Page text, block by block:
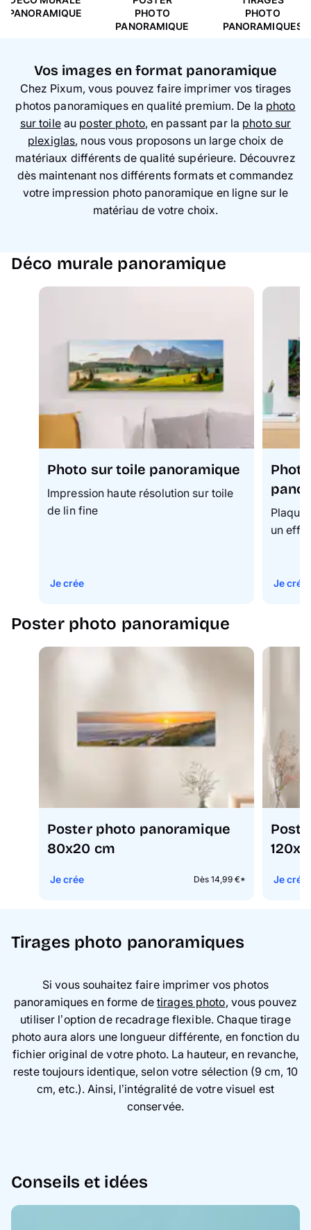
PANORAMIQUE
PHOTO
PANORAMIQUE
PHOTO
PANORAMIQUES
Vos images en format panoramique
Chez Pixum, vous pouvez faire imprimer vos tirages
photos panoramiques en qualité premium. De la photo
sur toileau poster photo, en passant par la photo sur
plexiglas, nous vous proposons un large choix de
matériaux différents de qualité supérieure. Découvrez
dès maintenant nos différents formats et commandez
votre impression photo panoramique en ligne sur le
matériau de votre choix.
Déco murale panoramique
Photo sur toile panoramique
Impression haute résolution sur toile
de lin fine
Je crée
Plaque
un
Je crée
Poster photo panoramique
Poster photo panoramique
80x20 cm
Dès 14,99 €*
Je crée Je crée
Tirages photo panoramiques
Si vous souhaitez faire imprimer vos photos
panoramiques en forme de tirages photo, vous pouvez
utiliser l’option de recadrage flexible. Chaque tirage
photo aura alors une longueur différente, en fonction du
fichier original de votre photo. La hauteur, en revanche,
reste toujours identique, selon votre sélection (9 cm, 10
cm, etc.). Ainsi, l’intégralité de votre visuel est
conservée.
Conseils et idées